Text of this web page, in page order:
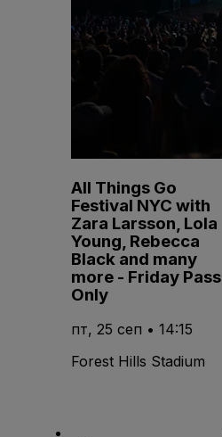
All Things Go
Festival NYC with
Zara Larsson, Lola
Young, Rebecca
Black and many
more - Friday Pass
Only
пт, 25 сеп • 14:15
Forest Hills Stadium